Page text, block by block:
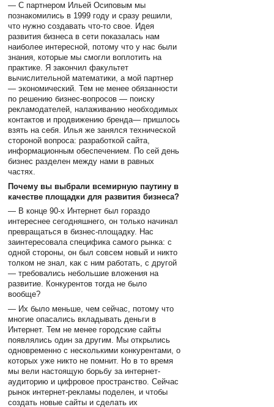
— С партнером Ильей Осиповым мы
познакомились в 1999 году и сразу решили,
что нужно создавать что-то свое. Идея
развития бизнеса в сети показалась нам
наиболее интересной, потому что у нас были
знания, которые мы смогли воплотить на
практике. Я закончил факультет
вычислительной математики, а мой партнер
— экономический. Тем не менее обязанности
по решению бизнес-вопросов — поиску
рекламодателей, налаживанию необходимых
контактов и продвижению бренда— пришлось
взять на себя. Илья же занялся технической
стороной вопроса: разработкой сайта,
информационным обеспечением. По сей день
бизнес разделен между нами в равных
частях.
Почему вы выбрали всемирную паутину в
качестве площадки для развития бизнеса?
— В конце 90-х Интернет был гораздо
интереснее сегодняшнего, он только начинал
превращаться в бизнес-площадку. Нас
заинтересовала специфика самого рынка: с
одной стороны, он был совсем новый и никто
толком не знал, как с ним работать, с другой
— требовались небольшие вложения на
развитие. Конкурентов тогда не было
вообще?
— Их было меньше, чем сейчас, потому что
многие опасались вкладывать деньги в
Интернет. Тем не менее городские сайты
появлялись один за другим. Мы открылись
одновременно с несколькими конкурентами, о
которых уже никто не помнит. Но в то время
мы вели настоящую борьбу за интернет-
аудиторию и цифровое пространство. Сейчас
рынок интернет-рекламы поделен, и чтобы
создать новые сайты и сделать их